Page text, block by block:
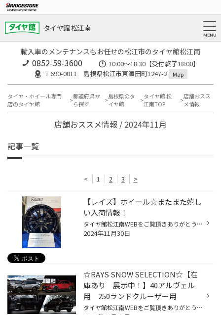
タイヤ館 松江南
輸入車のメンテナンスもお任せの松江市のタイヤ館松江南
0852-59-3600
10:00～18:30【受付終了18:00】
〒690-0011 島根県松江市東津田町1247-2
Map
タイヤ・ホイール専門
店のタイヤ館
都道府県か
ら探す
島根県のタ
イヤ館
タイヤ館 松
江南TOP
店舗おスス
メ情報
店舗おススメ情報 / 2024年11月
記事一覧
< 1 2 3 >
【レイズ】ホイール☆またまた嬉し
い入荷情報！
タイヤ館松江南WEBをご覧頂きありがとうございます スタッフのさかいです 本日はホイールの入荷情報です！ RAYS 2×9plus【グロッシーブラック】入荷しました 40アルヴェルユーザーさんご注目！！！！！！ レイズさん新商品が入荷しました！！ せっかくホイールを買うなら 『カッコイイ』『サビに強...
2024年11月30日
☆RAYS SNOW SELECTION☆【在
庫あり 展示中！】40アルヴェル
用 250ランドクルーザー用
タイヤ館松江南WEBをご覧頂きありがとうございます スタッフのさかいです ☆RAYS SNOW SELECTION☆ スタッドレスタイヤに装着するホイール みなさまは考えたことありますか?? せっかくホイールを買うなら 『カッコイイ』『サビに強い』『軽量・高剛性』 な方が良くないですか?? ↓↓↓ そ・こ・で ↓↓↓ 今...